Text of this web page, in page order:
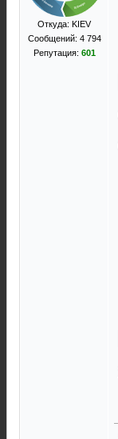
Откуда: KIEV
Сообщений: 4 794
Репутация: 601